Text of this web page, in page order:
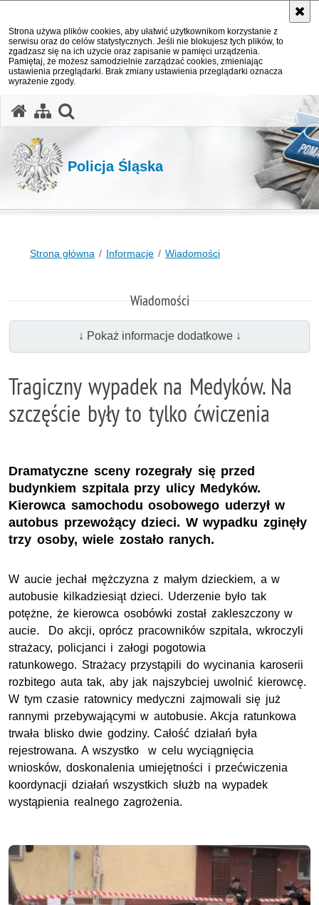
Strona używa plików cookies, aby ułatwić użytkownikom korzystanie z
serwisu oraz do celów statystycznych. Jeśli nie blokujesz tych plików, to
zgadzasz się na ich użycie oraz zapisanie w pamięci urządzenia.
Pamiętaj, że możesz samodzielnie zarządzać cookies, zmieniając
ustawienia przeglądarki. Brak zmiany ustawienia przeglądarki oznacza
wyrażenie zgody.
Policja Śląska
Strona główna Informacje Wiadomości
Wiadomości
↓ Pokaż informacje dodatkowe ↓
Tragiczny wypadek na Medyków. Na
szczęście były to tylko ćwiczenia
Dramatyczne sceny rozegrały się przed
budynkiem szpitala przy ulicy Medyków.
Kierowca samochodu osobowego uderzył w
autobus przewożący dzieci. W wypadku zginęły
trzy osoby, wiele zostało ranych.
W aucie jechał mężczyzna z małym dzieckiem, a w
autobusie kilkadziesiąt dzieci. Uderzenie było tak
potężne, że kierowca osobówki został zakleszczony w
aucie. Do akcji, oprócz pracowników szpitala, wkroczyli
strażacy, policjanci i załogi pogotowia
ratunkowego. Strażacy przystąpili do wycinania karoserii
rozbitego auta tak, aby jak najszybciej uwolnić kierowcę.
W tym czasie ratownicy medyczni zajmowali się już
rannymi przebywającymi w autobusie. Akcja ratunkowa
trwała blisko dwie godziny. Całość działań była
rejestrowana. A wszystko w celu wyciągnięcia
wniosków, doskonalenia umiejętności i przećwiczenia
koordynacji działań wszystkich służb na wypadek
wystąpienia realnego zagrożenia.